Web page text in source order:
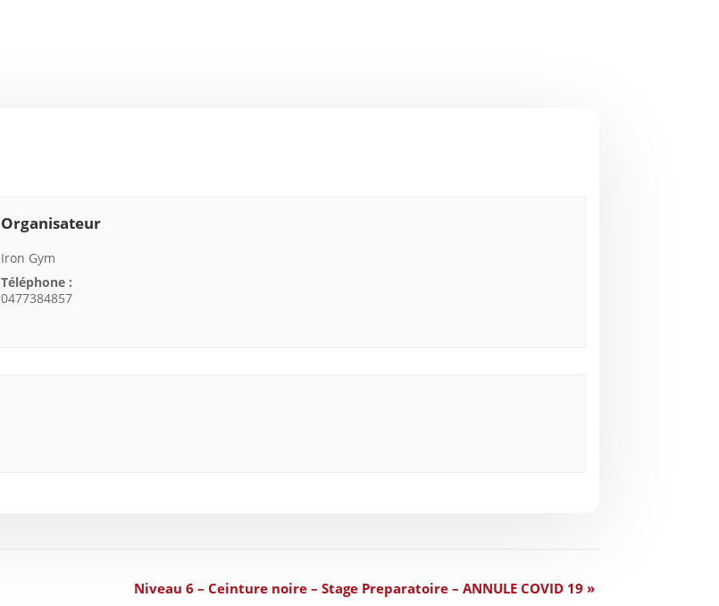
Organisateur
Iron Gym
Téléphone :
0477384857
Niveau 6 – Ceinture noire – Stage Preparatoire – ANNULE COVID 19 »